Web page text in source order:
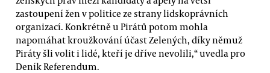
zastoupení žen v politice ze strany lidskoprávních
organizací. Konkrétně u Pirátů potom mohla
napomáhat kroužkování účast Zelených, díky němuž
Piráty šli volit i lidé, kteří je dříve nevolili,“ uvedla pro
Deník Referendum.